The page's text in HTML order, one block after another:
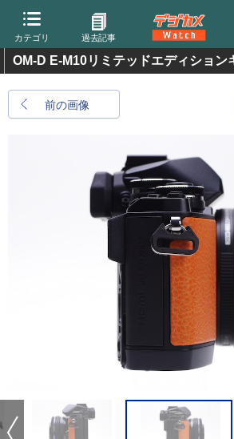
カテゴリ 過去記事
OM-D E-M10リミテッドエディション
前の画像